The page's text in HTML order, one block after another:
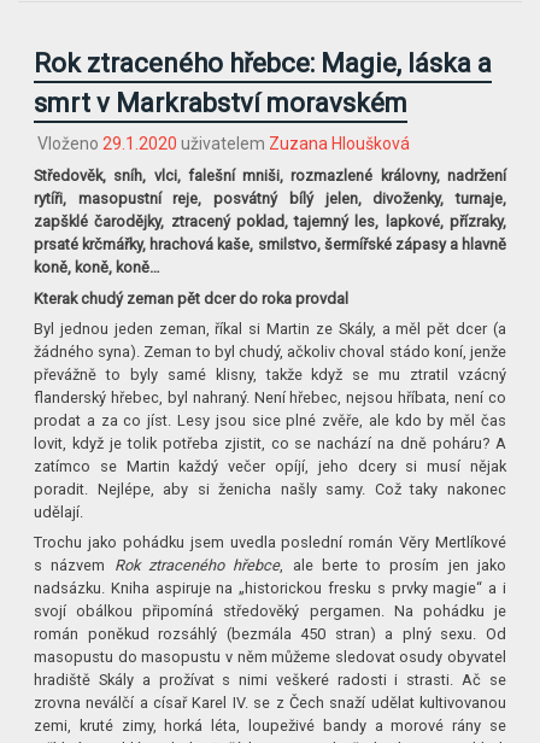
Rok ztraceného hřebce: Magie, láska a
smrt v Markrabství moravském
Vloženo 29.1.2020 uživatelem Zuzana Hloušková
Středověk, sníh, vlci, falešní mniši, rozmazlené královny, nadržení
rytíři, masopustní reje, posvátný bílý jelen, divoženky, turnaje,
zapšklé čarodějky, ztracený poklad, tajemný les, lapkové, přízraky,
prsaté krčmářky, hrachová kaše, smilstvo, šermířské zápasy a hlavně
koně, koně, koně…
Kterak chudý zeman pět dcer do roka provdal
Byl jednou jeden zeman, říkal si Martin ze Skály, a měl pět dcer (a
žádného syna). Zeman to byl chudý, ačkoliv choval stádo koní, jenže
převážně to byly samé klisny, takže když se mu ztratil vzácný
flanderský hřebec, byl nahraný. Není hřebec, nejsou hříbata, není co
prodat a za co jíst. Lesy jsou sice plné zvěře, ale kdo by měl čas
lovit, když je tolik potřeba zjistit, co se nachází na dně poháru? A
zatímco se Martin každý večer opíjí, jeho dcery si musí nějak
poradit. Nejlépe, aby si ženicha našly samy. Což taky nakonec
udělají.
Trochu jako pohádku jsem uvedla poslední román Věry Mertlíkové
s názvem Rok ztraceného hřebce, ale berte to prosím jen jako
nadsázku. Kniha aspiruje na „historickou fresku s prvky magie“ a i
svojí obálkou připomíná středověký pergamen. Na pohádku je
román poněkud rozsáhlý (bezmála 450 stran) a plný sexu. Od
masopustu do masopustu v něm můžeme sledovat osudy obyvatel
hradiště Skály a prožívat s nimi veškeré radosti i strasti. Ač se
zrovna neválčí a císař Karel IV. se z Čech snaží udělat kultivovanou
zemi, kruté zimy, horká léta, loupeživé bandy a morové rány se